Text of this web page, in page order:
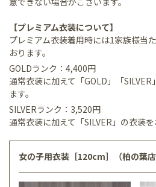
【プレミアム衣装について】
プレミアム衣装着用時には1家族様当
おります。
GOLDランク：4,400円
通常衣装に加えて「GOLD」「
ます。
SILVERランク：3,520円
通常衣装に加えて「SILVER」の衣装を
女の子用衣装［120cm］（柏の葉店